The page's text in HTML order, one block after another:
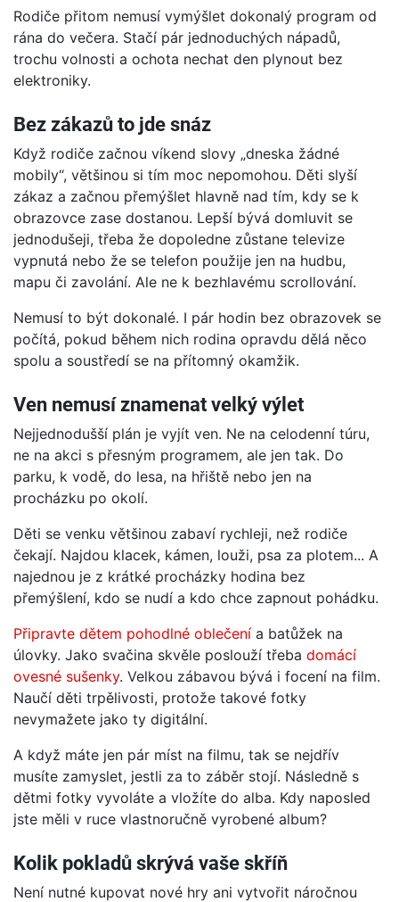
Rodiče přitom nemusí vymýšlet dokonalý program od
rána do večera. Stačí pár jednoduchých nápadů,
trochu volnosti a ochota nechat den plynout bez
elektroniky.
Bez zákazů to jde snáz
Když rodiče začnou víkend slovy „dneska žádné
mobily“, většinou si tím moc nepomohou. Děti slyší
zákaz a začnou přemýšlet hlavně nad tím, kdy se k
obrazovce zase dostanou. Lepší bývá domluvit se
jednodušeji, třeba že dopoledne zůstane televize
vypnutá nebo že se telefon použije jen na hudbu,
mapu či zavolání. Ale ne k bezhlavému scrollování.
Nemusí to být dokonalé. I pár hodin bez obrazovek se
počítá, pokud během nich rodina opravdu dělá něco
spolu a soustředí se na přítomný okamžik.
Ven nemusí znamenat velký výlet
Nejjednodušší plán je vyjít ven. Ne na celodenní túru,
ne na akci s přesným programem, ale jen tak. Do
parku, k vodě, do lesa, na hřiště nebo jen na
procházku po okolí.
Děti se venku většinou zabaví rychleji, než rodiče
čekají. Najdou klacek, kámen, louži, psa za plotem... A
najednou je z krátké procházky hodina bez
přemýšlení, kdo se nudí a kdo chce zapnout pohádku.
Připravte dětem pohodlné oblečení a batůžek na
úlovky. Jako svačina skvěle poslouží třeba domácí
ovesné sušenky. Velkou zábavou bývá i focení na film.
Naučí děti trpělivosti, protože takové fotky
nevymažete jako ty digitální.
A když máte jen pár míst na filmu, tak se nejdřív
musíte zamyslet, jestli za to záběr stojí. Následně s
dětmi fotky vyvoláte a vložíte do alba. Kdy naposled
jste měli v ruce vlastnoručně vyrobené album?
Kolik pokladů skrývá vaše skříň
Není nutné kupovat nové hry ani vytvořit náročnou